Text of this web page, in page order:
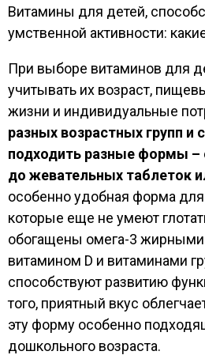
Витамины для детей,
умственной активности:
При выборе витаминов для
учитывать их возраст,
жизни и индивидуальные
разных возрастных групп и
подходить разные формы –
до жевательных таблеток
особенно удобная форма
которые еще не умеют
обогащены омега-3 жирными
витамином D и витаминами
способствуют развитию
того, приятный вкус
эту форму особенно
дошкольного возраста.